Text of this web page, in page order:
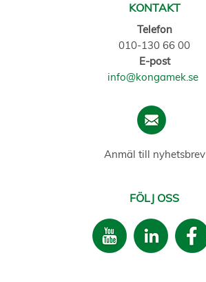
KONTAKT
Telefon
010-130 66 00
E-post
info@kongamek.se
Anmäl till nyhetsbrev
FÖLJ OSS